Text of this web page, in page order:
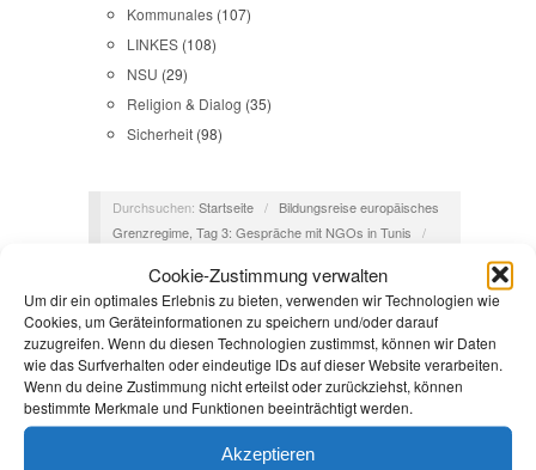
Cookie-Zustimmung verwalten
Um dir ein optimales Erlebnis zu bieten, verwenden wir Technologien wie
Cookies, um Geräteinformationen zu speichern und/oder darauf
zuzugreifen. Wenn du diesen Technologien zustimmst, können wir Daten
wie das Surfverhalten oder eindeutige IDs auf dieser Website verarbeiten.
Wenn du deine Zustimmung nicht erteilst oder zurückziehst, können
bestimmte Merkmale und Funktionen beeinträchtigt werden.
Akzeptieren
Kommunales (107)
LINKES (108)
NSU (29)
Religion & Dialog (35)
Sicherheit (98)
Durchsuchen: Startseite /
Bildungsreise europäisches
Grenzregime, Tag 3: Gespräche mit NGOs in Tunis
/